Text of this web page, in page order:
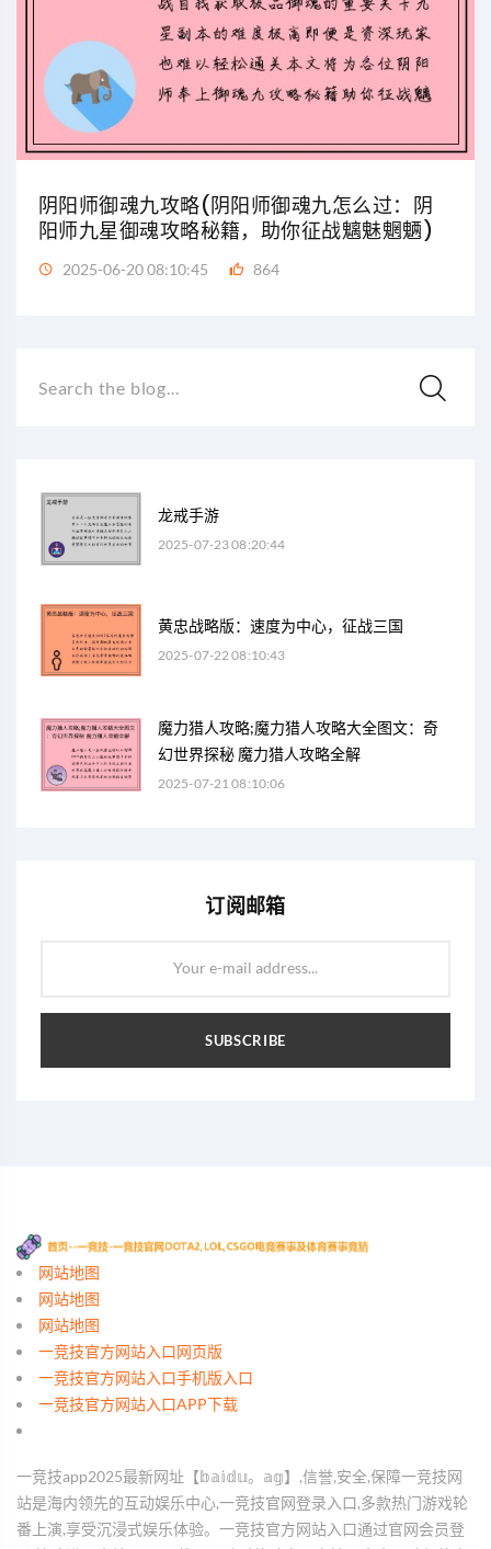
阴阳师御魂九攻略(阴阳师御魂九怎么过：阴
阳师九星御魂攻略秘籍，助你征战魑魅魍魉)
2025-06-20 08:10:45 864
Search the blog...
龙戒手游
2025-07-23 08:20:44
黄忠战略版：速度为中心，征战三国
2025-07-22 08:10:43
魔力猎人攻略;魔力猎人攻略大全图文：奇
幻世界探秘 魔力猎人攻略全解
2025-07-21 08:10:06
订阅邮箱
Your e-mail address...
SUBSCRIBE
网站地图
网站地图
网站地图
一竞技官方网站入口网页版
一竞技官方网站入口手机版入口
一竞技官方网站入口APP下载
一竞技app2025最新网址【𝕓𝕒𝕚𝕕𝕦。𝕒𝕘】,信誉,安全,保障一竞技网
站是海内领先的互动娱乐中心,一竞技官网登录入口,多款热门游戏轮
番上演,享受沉浸式娱乐体验。一竞技官方网站入口通过官网会员登